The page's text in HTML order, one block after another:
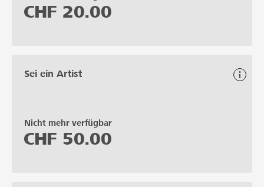
CHF 20.00
Sei ein Artist
Nicht mehr verfügbar
CHF 50.00